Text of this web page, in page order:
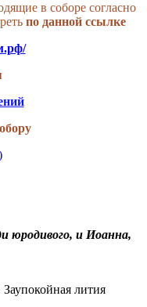
в соборе согласно
по данной ссылке
юродивого, и Иоанна,
лития